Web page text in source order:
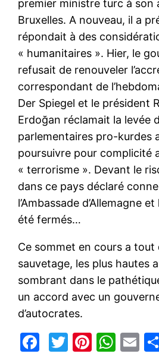
premier ministre turc à son
Bruxelles. A nouveau, il a
répondait à des
« humanitaires ». Hier, le
refusait de renouveler
correspondant de
Der Spiegel et le président
Erdoğan réclamait la levée
parlementaires pro-kurdes
poursuivre pour complicité
« terrorisme ». Devant le
dans ce pays déclaré
l’Ambassade d’Allemagne
été fermés…
Ce sommet en cours a tout
sauvetage, les plus hautes
sombrant dans le
un accord avec un
d’autocrates.
Facebook
Twitter